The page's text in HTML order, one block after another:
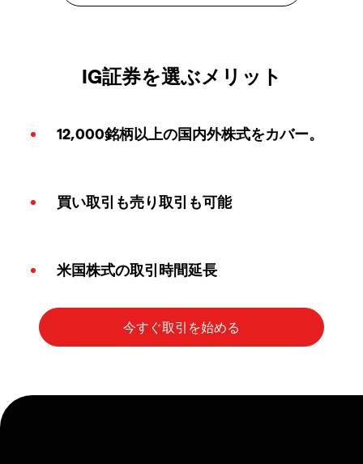
IG証券を選ぶメリット
12,000銘柄以上の国内外株式をカバー。
買い取引も売り取引も可能
米国株式の取引時間延長